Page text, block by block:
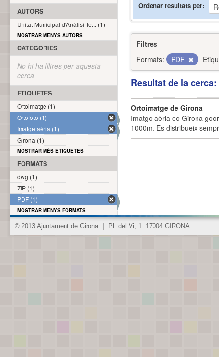
Ordenar resultats per
Filtres
Formats:
PDF
Resultat de la
Ortoimatge de Girona
Imatge aèria de Girona
1000m. Es distribueix
AUTORS
Unitat Municipal d'Anàlisi Te... (1)
MOSTRAR MENYS AUTORS
CATEGORIES
No hi ha filtres per aquesta
cerca
ETIQUETES
Ortoimatge (1)
Ortofoto (1)
Imatge aèria (1)
Girona (1)
MOSTRAR MÉS ETIQUETES
FORMATS
dwg (1)
ZIP (1)
PDF (1)
MOSTRAR MENYS FORMATS
© 2013 Ajuntament de Girona Pl. del Vi, 1. 17004 GIRONA